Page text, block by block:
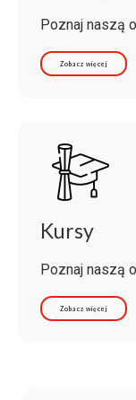
Poznaj naszą
Zobacz więcej
Kursy
Poznaj naszą
Zobacz więcej